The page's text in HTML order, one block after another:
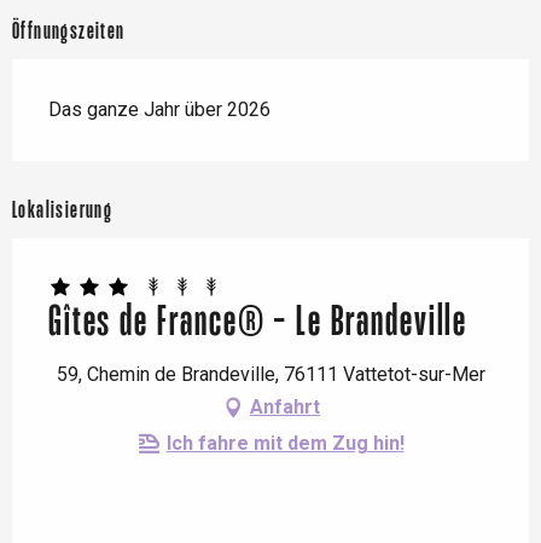
Öffnungszeiten
Das ganze Jahr über 2026
Lokalisierung
Gîtes de France® - Le Brandeville
59, Chemin de Brandeville, 76111 Vattetot-sur-Mer
Anfahrt
Ich fahre mit dem Zug hin!